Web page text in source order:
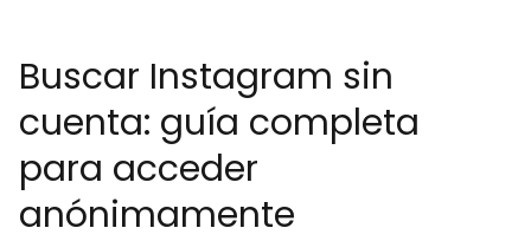
Buscar Instagram sin
cuenta: guía completa
para acceder
anónimamente